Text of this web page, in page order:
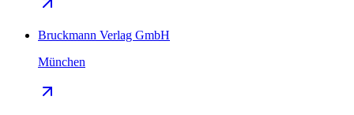
Bruckmann Verlag GmbH
München